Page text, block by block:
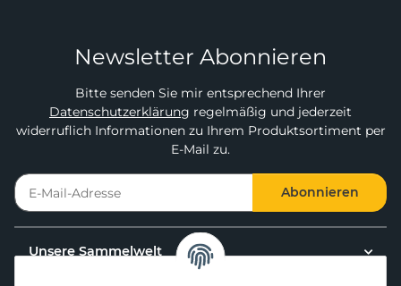
Newsletter Abonnieren
Bitte senden Sie mir entsprechend Ihrer
Datenschutzerklärung regelmäßig und jederzeit
widerruflich Informationen zu Ihrem Produktsortiment per
E-Mail zu.
Abonnieren
Unsere Sammelwelt